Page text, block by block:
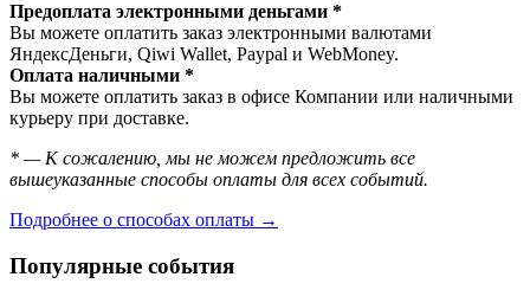
Предоплата электронными деньгами *
Вы можете оплатить заказ электронными валютами
ЯндексДеньги, Qiwi Wallet, Paypal и WebMoney.
Оплата наличными *
Вы можете оплатить заказ в офисе Компании или наличными
курьеру при доставке.
* — К сожалению, мы не можем предложить все
вышеуказанные способы оплаты для всех событий.
Подробнее о способах оплаты →
Популярные события